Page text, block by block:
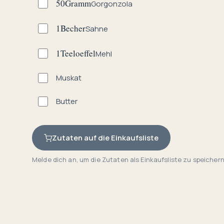
50GrammGorgonzola
1BecherSahne
1TeeloeffelMehl
Muskat
Butter
Zutaten auf die Einkaufsliste
Melde dich an, um die Zutaten als Einkaufsliste zu